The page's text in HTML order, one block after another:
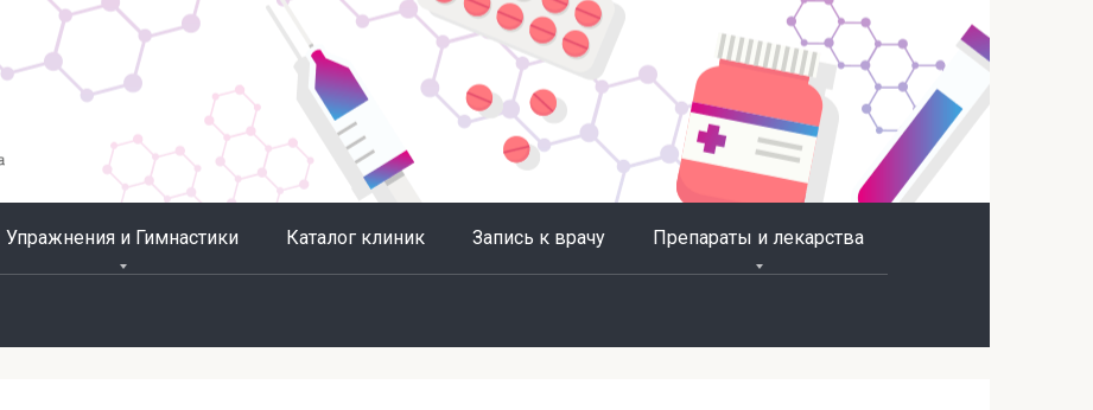
Упражнения и Гимнастики Каталог клиник Запись к врачу Препараты и лекарства